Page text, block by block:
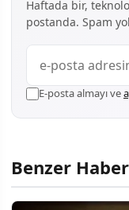
Haftada bir,
postanda. Spam
E-posta almayı ve
Benzer